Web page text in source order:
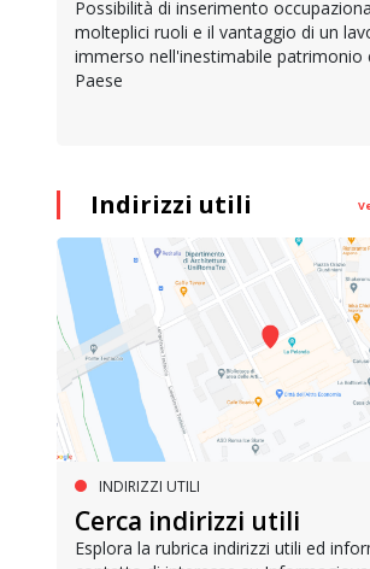
Possibilità di inserimento
molteplici ruoli e il vantaggio di un
immerso nell'inestimabile patrimonio
Paese
Indirizzi utili
INDIRIZZI UTILI
Cerca indirizzi utili
Esplora la rubrica indirizzi utili ed